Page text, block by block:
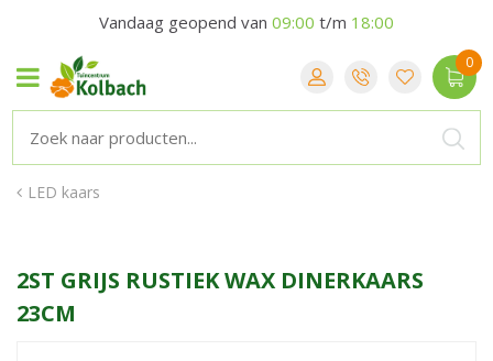
LED kaars
Vandaag geopend van 09:00 t/m 18:00
2ST GRIJS RUSTIEK WAX DINERKAARS
23CM